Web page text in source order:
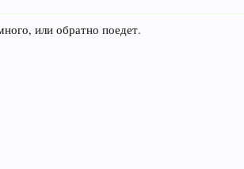
или обратно поедет.